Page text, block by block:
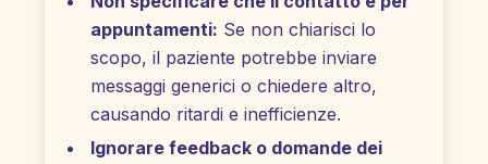
appuntamenti: Se non chiarisci lo
scopo, il paziente potrebbe inviare
messaggi generici o chiedere altro,
causando ritardi e inefficienze.
Ignorare feedback o domande dei